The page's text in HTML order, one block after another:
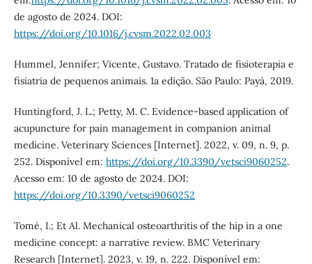
de agosto de 2024. DOI:
https://doi.org/10.1016/j.cvsm.2022.02.003
Hummel, Jennifer; Vicente, Gustavo. Tratado de fisioterapia e
fisiatria de pequenos animais. 1a edição. São Paulo: Payá, 2019.
Huntingford, J. L.; Petty, M. C. Evidence-based application of
acupuncture for pain management in companion animal
medicine. Veterinary Sciences [Internet]. 2022, v. 09, n. 9, p.
252. Disponível em: https://doi.org/10.3390/vetsci9060252.
Acesso em: 10 de agosto de 2024. DOI:
https://doi.org/10.3390/vetsci9060252
Tomé, I.; Et Al. Mechanical osteoarthritis of the hip in a one
medicine concept: a narrative review. BMC Veterinary
Research [Internet]. 2023, v. 19, n. 222. Disponível em: